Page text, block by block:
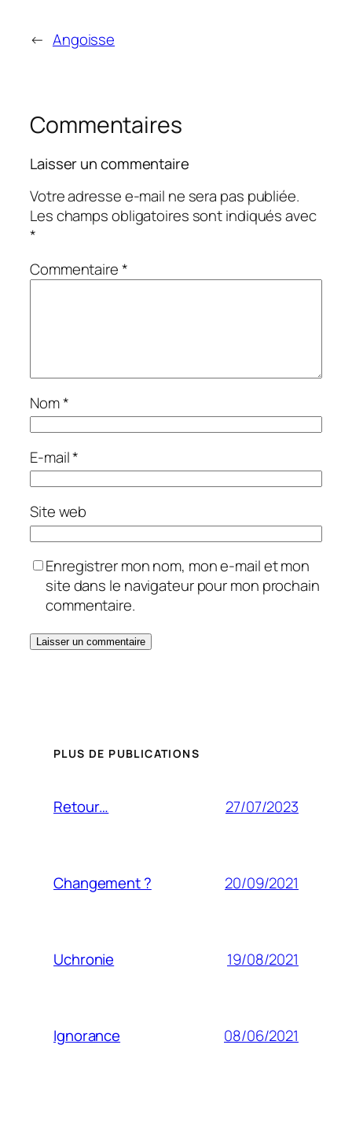
← Angoisse
Commentaires
Laisser un commentaire
Votre adresse e-mail ne sera pas publiée.
Les champs obligatoires sont indiqués avec
*
Commentaire*
Nom*
E-mail*
Site web
Enregistrer mon nom, mon e-mail et mon
site dans le navigateur pour mon prochain
commentaire.
PLUS DE PUBLICATIONS
Retour… 27/07/2023
Changement ? 20/09/2021
Uchronie 19/08/2021
Ignorance 08/06/2021